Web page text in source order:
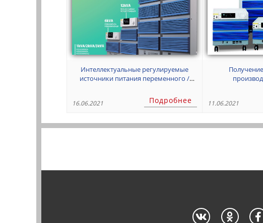
Интеллектуальные регулируемые
источники питания переменного /
Серия PCR-WEA/WEA2
16.06.2021 Подробнее
питания переменного
11.06.2021